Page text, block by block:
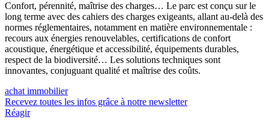
Confort, pérennité, maîtrise des charges… Le parc est conçu sur le
long terme avec des cahiers des charges exigeants, allant au-delà des
normes réglementaires, notamment en matière environnementale :
recours aux énergies renouvelables, certifications de confort
acoustique, énergétique et accessibilité, équipements durables,
respect de la biodiversité… Les solutions techniques sont
innovantes, conjuguant qualité et maîtrise des coûts.
achat immobilier
Recevez toutes les infos grâce à notre newsletter
Réagir